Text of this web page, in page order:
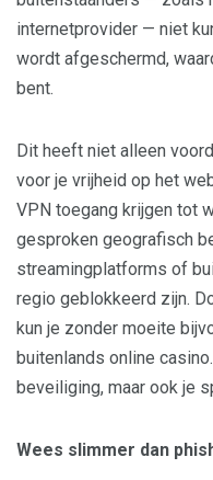
internetprovider — niet
wordt afgeschermd,
bent.
Dit heeft niet alleen
voor je vrijheid op het
VPN toegang krijgen tot
gesproken geografisch
streamingplatforms of
regio geblokkeerd zijn.
kun je zonder moeite
buitenlands online
beveiliging, maar ook je
Wees slimmer dan